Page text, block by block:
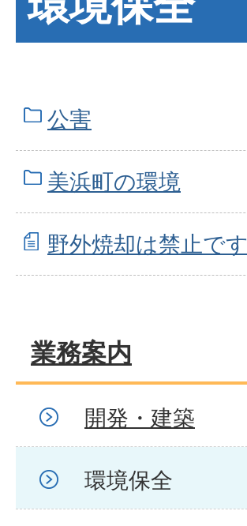
公害
美浜町の環境
野外焼却は禁止です
業務案内
開発・建築
環境保全